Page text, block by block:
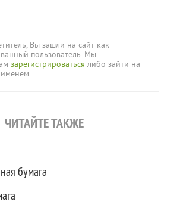
Вы зашли на сайт как
пользователь. Мы
зарегистрироваться либо зайти на
ЧИТАЙТЕ ТАКЖЕ
бумага